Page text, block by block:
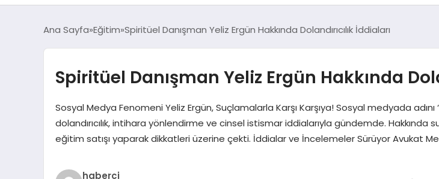
Ana Sayfa Eğitim Spiritüel Danışman Yeliz Ergün Hakkında Dolandırıcılık İddiaları
Spiritüel Danışman Yeliz Ergün Hakkında
Sosyal Medya Fenomeni Yeliz Ergün, Suçlamalarla Karşı Karşıya! Sosyal medyada
dolandırıcılık, intihara yönlendirme ve cinsel istismar iddialarıyla gündemde.
eğitim satışı yaparak dikkatleri üzerine çekti. İddialar ve İncelemeler Sürüyor Avukat
haberci